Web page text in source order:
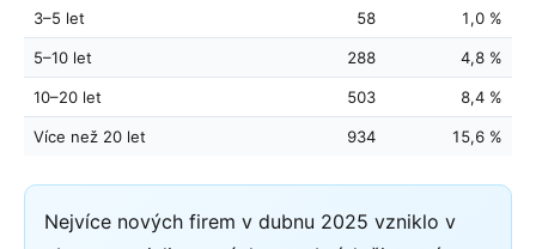
3–5 let 58 1,0 %
5–10 let 288 4,8 %
10–20 let 503 8,4 %
Více než 20 let 934 15,6 %
Nejvíce nových firem v dubnu 2025 vzniklo v